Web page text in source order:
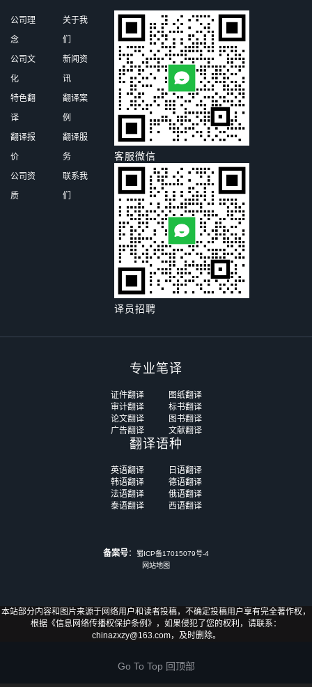
公司理
念
公司文
化
特色翻
译
翻译报
价
公司资
质
关于我
们
新闻资
讯
翻译案
例
翻译服
务
联系我
们
客服微信
译员招聘
专业笔译
证件翻译
图纸翻译
审计翻译
标书翻译
论文翻译
图书翻译
广告翻译
文献翻译
翻译语种
英语翻译
日语翻译
韩语翻译
德语翻译
法语翻译
俄语翻译
泰语翻译
西语翻译
备案号：
蜀ICP备17015079号-4
网站地图
本站部分内容和图片来源于网络用户和读者投稿，不确定投稿用户享有完全著作权，
根据《信息网络传播权保护条例》，如果侵犯了您的权利，请联系：
chinazxzy@163.com，及时删除。
Go To Top 回顶部